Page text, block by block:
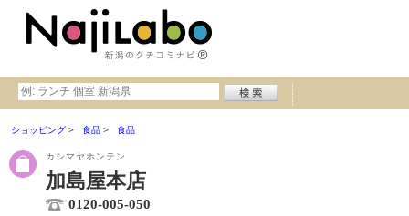
ショッピング 食品 食品
カシマヤホンテン
加島屋本店
0120-005-050